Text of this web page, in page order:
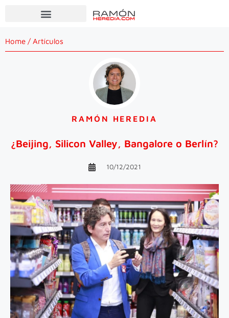
Home / Artículos
RAMÓN HEREDIA
¿Beijing, Silicon Valley, Bangalore o Berlín?
10/12/2021